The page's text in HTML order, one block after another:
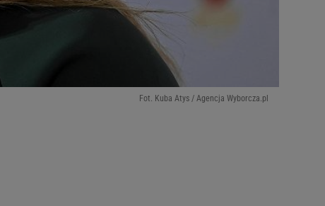
Fot. Kuba Atys / Agencja Wyborcza.pl